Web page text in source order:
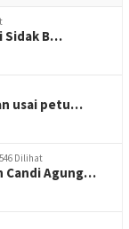
Sidak B…
usai petu…
Dilihat
Candi Agung…